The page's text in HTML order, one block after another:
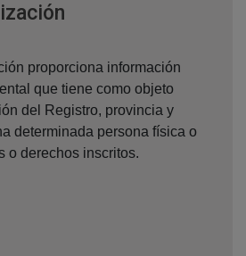
proporciona información
que tiene como objeto
del Registro, provincia y
determinada persona física o
o derechos inscritos.